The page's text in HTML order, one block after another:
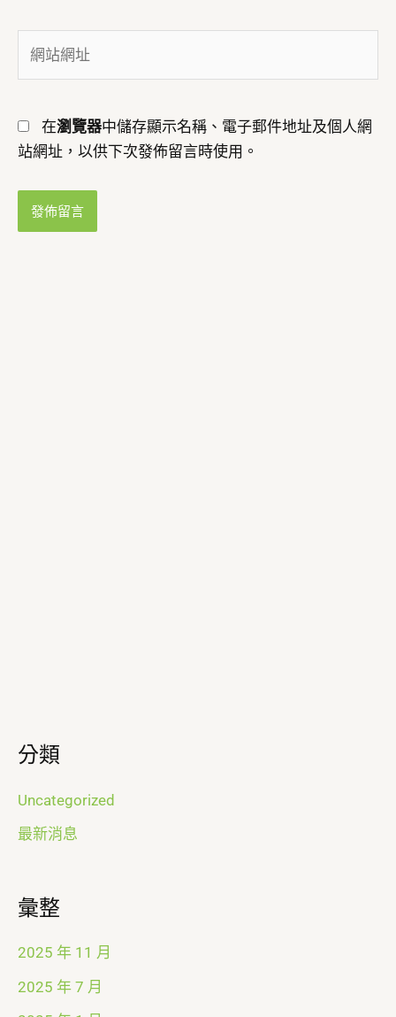
分類
Uncategorized
最新消息
彙整
2025 年 11 月
2025 年 7 月
件
地
址
站
址
在瀏覽器中儲存顯示名稱、電子郵件地址及個人網
站網址，以供下次發佈留言時使用。